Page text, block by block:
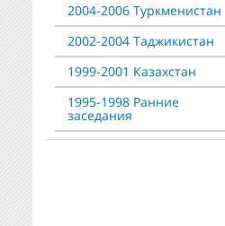
2004-2006 Туркменистан
2002-2004 Таджикистан
1999-2001 Казахстан
1995-1998 Ранние
заседания